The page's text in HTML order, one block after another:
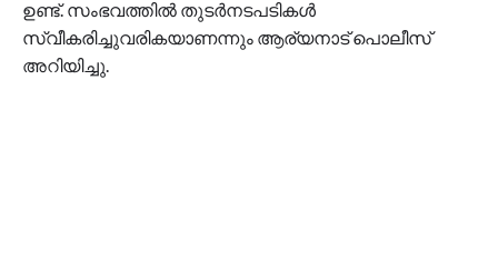
ഉണ്ട്. സംഭവത്തിൽ തുടർനടപടികൾ
സ്വീകരിച്ചുവരികയാണന്നും ആര്യനാട് പൊലീസ്
അറിയിച്ചു.